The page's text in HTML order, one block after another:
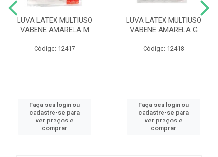
LUVA LATEX MULTIUSO
VABENE AMARELA M
Código: 12417
Faça seu login ou
cadastre-se para
ver preços e
comprar
LUVA LATEX MULTIUSO
VABENE AMARELA G
Código: 12418
Faça seu login ou
cadastre-se para
ver preços e
comprar